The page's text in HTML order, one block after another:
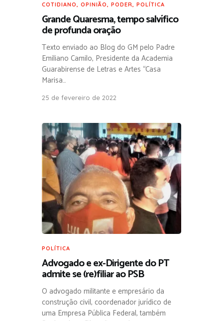
COTIDIANO, OPINIÃO, PODER, POLÍTICA
Grande Quaresma, tempo salvífico
de profunda oração
Texto enviado ao Blog do GM pelo Padre
Emiliano Camilo, Presidente da Academia
Guarabirense de Letras e Artes “Casa
Marisa…
25 de fevereiro de 2022
POLÍTICA
Advogado e ex-Dirigente do PT
admite se (re)filiar ao PSB
O advogado militante e empresário da
construção civil, coordenador jurídico de
uma Empresa Pública Federal, também